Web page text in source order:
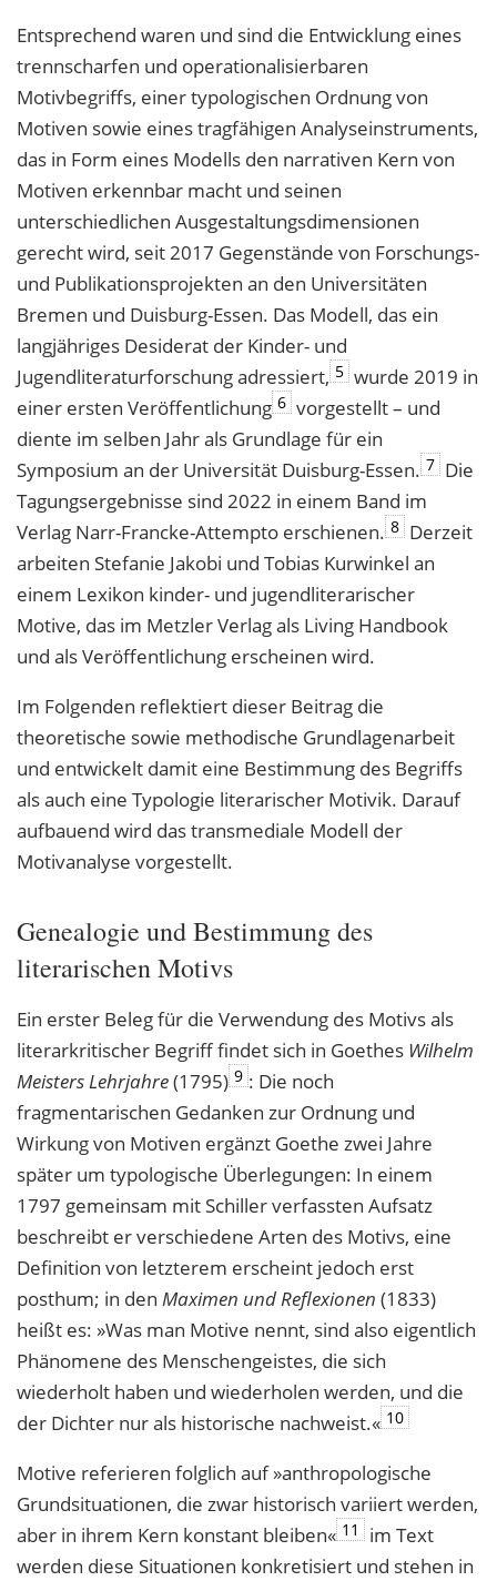
Entsprechend waren und sind die Entwicklung eines
trennscharfen und operationalisierbaren
Motivbegriffs, einer typologischen Ordnung von
Motiven sowie eines tragfähigen Analyseinstruments,
das in Form eines Modells den narrativen Kern von
Motiven erkennbar macht und seinen
unterschiedlichen Ausgestaltungsdimensionen
gerecht wird, seit 2017 Gegenstände von Forschungs-
und Publikationsprojekten an den Universitäten
Bremen und Duisburg-Essen. Das Modell, das ein
langjähriges Desiderat der Kinder- und
Jugendliteraturforschung adressiert, 5 wurde 2019 in
einer ersten Veröffentlichung 6 vorgestellt – und
diente im selben Jahr als Grundlage für ein
Symposium an der Universität Duisburg-Essen. 7 Die
Tagungsergebnisse sind 2022 in einem Band im
Verlag Narr-Francke-Attempto erschienen. 8 Derzeit
arbeiten Stefanie Jakobi und Tobias Kurwinkel an
einem Lexikon kinder- und jugendliterarischer
Motive, das im Metzler Verlag als Living Handbook
und als Veröffentlichung erscheinen wird.
Im Folgenden reflektiert dieser Beitrag die
theoretische sowie methodische Grundlagenarbeit
und entwickelt damit eine Bestimmung des Begriffs
als auch eine Typologie literarischer Motivik. Darauf
aufbauend wird das transmediale Modell der
Motivanalyse vorgestellt.
Genealogie und Bestimmung des
literarischen Motivs
Ein erster Beleg für die Verwendung des Motivs als
literarkritischer Begriff findet sich in Goethes Wilhelm
Meisters Lehrjahre(1795) 9 : Die noch
fragmentarischen Gedanken zur Ordnung und
Wirkung von Motiven ergänzt Goethe zwei Jahre
später um typologische Überlegungen: In einem
1797 gemeinsam mit Schiller verfassten Aufsatz
beschreibt er verschiedene Arten des Motivs, eine
Definition von letzterem erscheint jedoch erst
posthum; in den Maximen und Reflexionen (1833)
heißt es: »Was man Motive nennt, sind also eigentlich
Phänomene des Menschengeistes, die sich
wiederholt haben und wiederholen werden, und die
der Dichter nur als historische nachweist.« 10
Motive referieren folglich auf »anthropologische
Grundsituationen, die zwar histo­risch variiert werden,
aber in ihrem Kern konstant bleiben« 11
im Text
werden diese Situationen konkretisiert und stehen in